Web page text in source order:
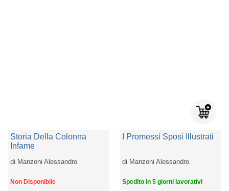
Storia Della Colonna
Infame
di Manzoni Alessandro
Non Disponibile
I Promessi Sposi Illustrati
di Manzoni Alessandro
Spedito in 5 giorni lavorativi